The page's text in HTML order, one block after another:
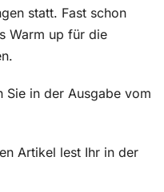
statt. Fast schon
Warm up für die
Sie in der Ausgabe vom
Artikel lest Ihr in der